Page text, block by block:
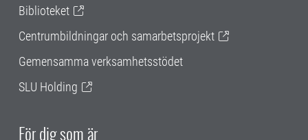
Biblioteket
Centrumbildningar och samarbetsprojekt
Gemensamma verksamhetsstödet
SLU Holding
För dig som är